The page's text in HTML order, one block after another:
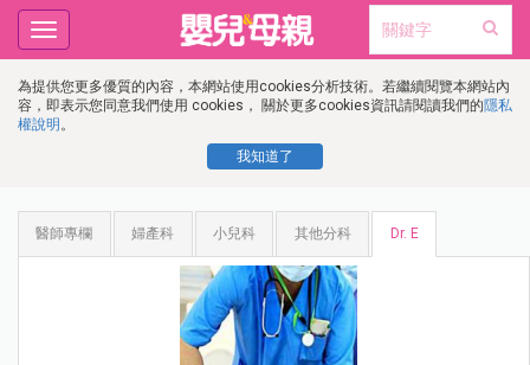
為提供您更多優質的內容，本網站使用cookies分析技術。若繼續閱覽本網站內
容，即表示您同意我們使用 cookies， 關於更多cookies資訊請閱讀我們的隱私
權說明 。
我知道了
Toggle
navigation
醫師專欄 婦產科 小兒科 其他分科 Dr. E